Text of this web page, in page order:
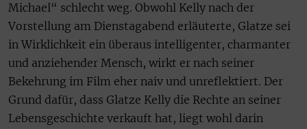
Michael“ schlecht weg. Obwohl Kelly nach der
Vorstellung am Dienstagabend erläuterte, Glatze sei
in Wirklichkeit ein überaus intelligenter, charmanter
und anziehender Mensch, wirkt er nach seiner
Bekehrung im Film eher naiv und unreflektiert. Der
Grund dafür, dass Glatze Kelly die Rechte an seiner
Lebensgeschichte verkauft hat, liegt wohl darin